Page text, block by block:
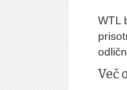
WTL
Več